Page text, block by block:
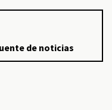
de noticias